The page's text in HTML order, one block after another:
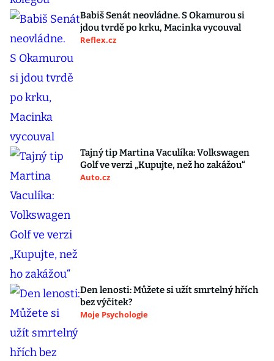
Babiš Senát neovládne. S Okamurou si
jdou tvrdě po krku, Macinka vycouval
Reflex.cz
Tajný tip Martina Vaculíka: Volkswagen
Golf ve verzi „Kupujte, než ho zakážou“
Auto.cz
Den lenosti: Můžete si užít smrtelný hřích
bez výčitek?
Moje Psychologie